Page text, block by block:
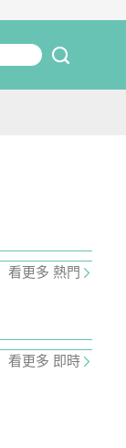
看更多 熱門
看更多 即時